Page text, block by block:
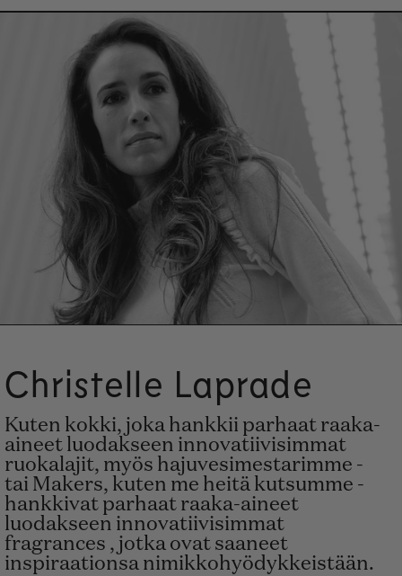
Christelle Laprade
Kuten kokki, joka hankkii parhaat raaka-
aineet luodakseen innovatiivisimmat
ruokalajit, myös hajuvesimestarimme -
tai Makers, kuten me heitä kutsumme -
hankkivat parhaat raaka-aineet
luodakseen innovatiivisimmat
fragrances , jotka ovat saaneet
inspiraationsa nimikkohyödykkeistään.